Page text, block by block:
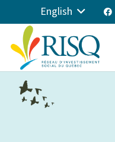
English